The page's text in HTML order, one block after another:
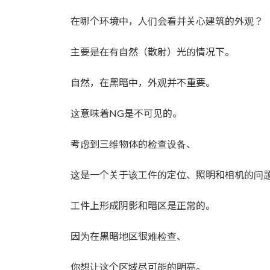
间：
在哪个环境中，人们会看并关心建筑的外观？
主要是在有自然（散射）光的情况下。
自然，在黑暗中，外观并不重要。
这意味着NG是不可见的。
考虑到三维物体的检查设备、
这是一个关于该工件的定位、照明和相机的问
工件上形成阴影和暗区是正常的。
因为在黑暗地区很难检查、
你想让这个区域尽可能的明亮。